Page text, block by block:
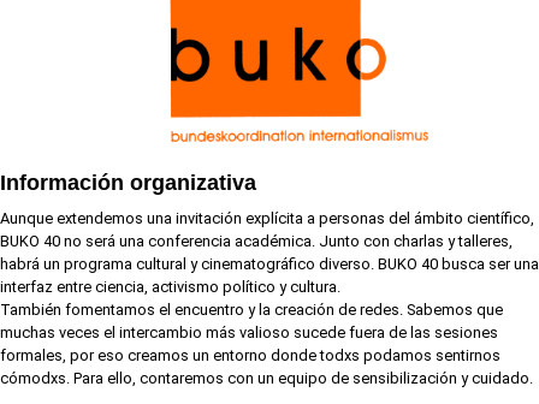
Información organizativa
Aunque extendemos una invitación explícita a personas del ámbito científico,
BUKO 40 no será una conferencia académica. Junto con charlas y talleres,
habrá un programa cultural y cinematográfico diverso. BUKO 40 busca ser una
interfaz entre ciencia, activismo político y cultura.
También fomentamos el encuentro y la creación de redes. Sabemos que
muchas veces el intercambio más valioso sucede fuera de las sesiones
formales, por eso creamos un entorno donde todxs podamos sentirnos
cómodxs. Para ello, contaremos con un equipo de sensibilización y cuidado.